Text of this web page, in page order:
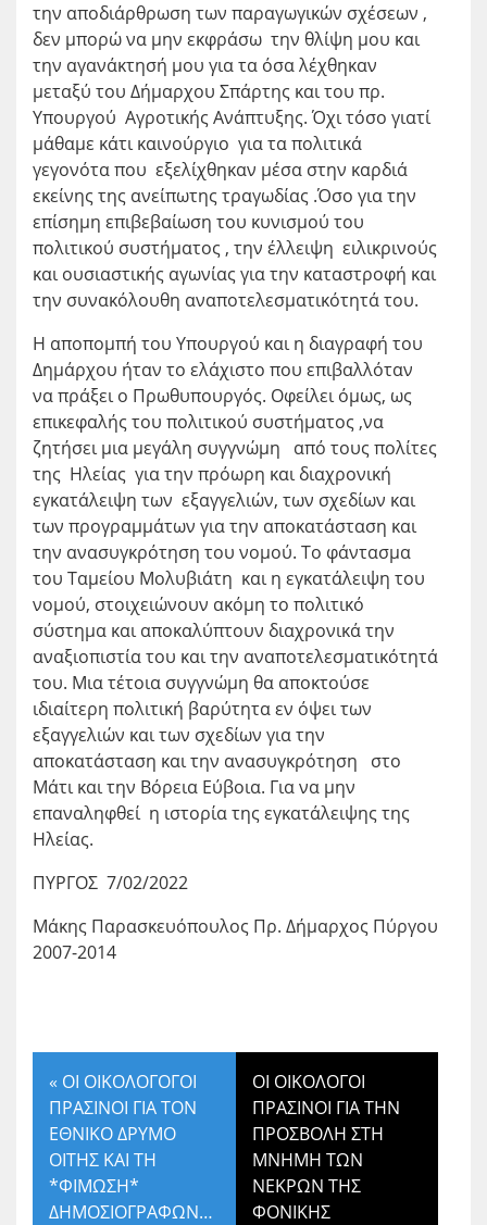
την αποδιάρθρωση των παραγωγικών σχέσεων ,
δεν μπορώ να μην εκφράσω την θλίψη μου και
την αγανάκτησή μου για τα όσα λέχθηκαν
μεταξύ του Δήμαρχου Σπάρτης και του πρ.
Υπουργού Αγροτικής Ανάπτυξης. Όχι τόσο γιατί
μάθαμε κάτι καινούργιο για τα πολιτικά
γεγονότα που εξελίχθηκαν μέσα στην καρδιά
εκείνης της ανείπωτης τραγωδίας .Όσο για την
επίσημη επιβεβαίωση του κυνισμού του
πολιτικού συστήματος , την έλλειψη ειλικρινούς
και ουσιαστικής αγωνίας για την καταστροφή και
την συνακόλουθη αναποτελεσματικότητά του.
Η αποπομπή του Υπουργού και η διαγραφή του
Δημάρχου ήταν το ελάχιστο που επιβαλλόταν
να πράξει ο Πρωθυπουργός. Οφείλει όμως, ως
επικεφαλής του πολιτικού συστήματος ,να
ζητήσει μια μεγάλη συγγνώμη από τους πολίτες
της Ηλείας για την πρόωρη και διαχρονική
εγκατάλειψη των εξαγγελιών, των σχεδίων και
των προγραμμάτων για την αποκατάσταση και
την ανασυγκρότηση του νομού. Το φάντασμα
του Ταμείου Μολυβιάτη και η εγκατάλειψη του
νομού, στοιχειώνουν ακόμη το πολιτικό
σύστημα και αποκαλύπτουν διαχρονικά την
αναξιοπιστία του και την αναποτελεσματικότητά
του. Μια τέτοια συγγνώμη θα αποκτούσε
ιδιαίτερη πολιτική βαρύτητα εν όψει των
εξαγγελιών και των σχεδίων για την
αποκατάσταση και την ανασυγκρότηση στο
Μάτι και την Βόρεια Εύβοια. Για να μην
επαναληφθεί η ιστορία της εγκατάλειψης της
Ηλείας.
ΠΥΡΓΟΣ 7/02/2022
Μάκης Παρασκευόπουλος Πρ. Δήμαρχος Πύργου
2007-2014
« ΟΙ ΟΙΚΟΛΟΓΟΓΟΙ
ΠΡΑΣΙΝΟΙ ΓΙΑ ΤΟΝ
ΕΘΝΙΚΟ ΔΡΥΜΟ
ΟΙΤΗΣ ΚΑΙ ΤΗ
*ΦΙΜΩΣΗ*
ΔΗΜΟΣΙΟΓΡΑΦΩΝ…
ΟΙ ΟΙΚΟΛΟΓΟΙ
ΠΡΑΣΙΝΟΙ ΓΙΑ ΤΗΝ
ΠΡΟΣΒΟΛΗ ΣΤΗ
ΜΝΗΜΗ ΤΩΝ
ΝΕΚΡΩΝ ΤΗΣ
ΦΟΝΙΚΗΣ